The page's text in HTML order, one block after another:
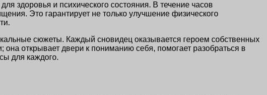
здоровья и психического состояния. В течение часов
Это гарантирует не только улучшение физического
сюжеты. Каждый сновидец оказывается героем собственных
открывает двери к пониманию себя, помогает разобраться в
для каждого.